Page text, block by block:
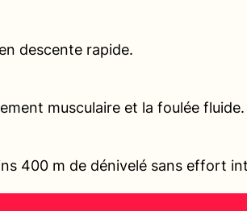
descente rapide.
musculaire et la foulée fluide.
400 m de dénivelé sans effort